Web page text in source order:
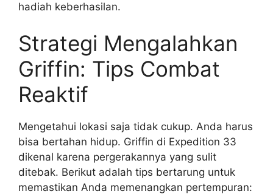
hadiah keberhasilan.
Strategi Mengalahkan
Griffin: Tips Combat
Reaktif
Mengetahui lokasi saja tidak cukup. Anda harus
bisa bertahan hidup. Griffin di Expedition 33
dikenal karena pergerakannya yang sulit
ditebak. Berikut adalah tips bertarung untuk
memastikan Anda memenangkan pertempuran: